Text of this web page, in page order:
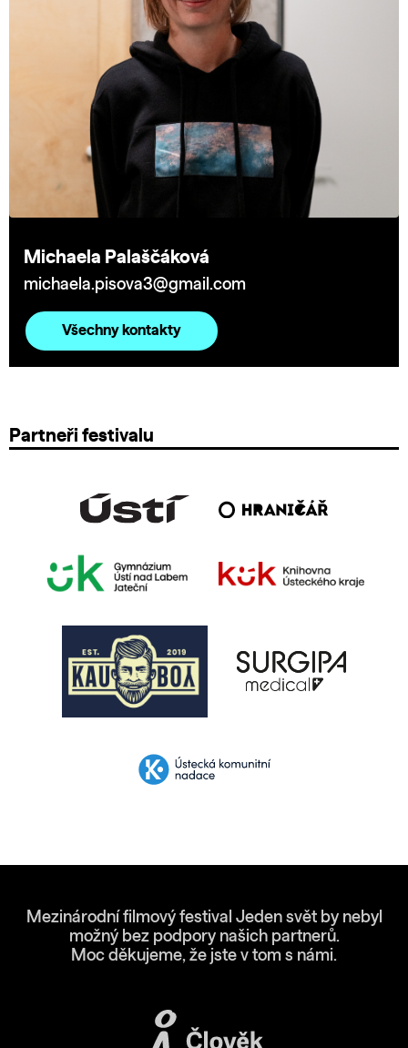
Michaela Palaščáková
michaela.pisova3@gmail.com
Všechny kontakty
Partneři festivalu
Mezinárodní filmový festival Jeden svět by nebyl
možný bez podpory našich partnerů.
Moc děkujeme, že jste v tom s námi.